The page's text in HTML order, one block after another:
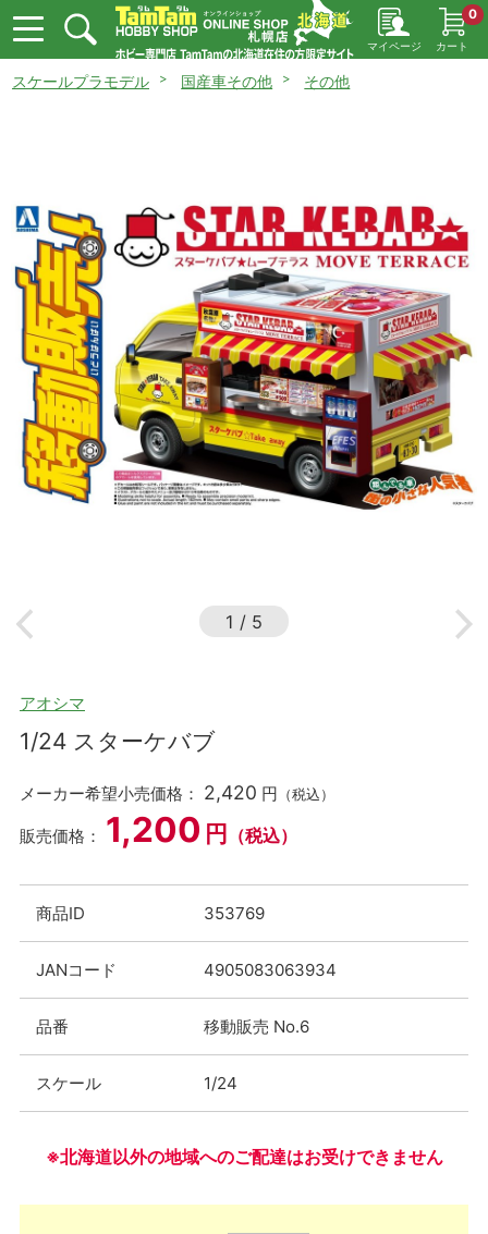
マイページ カート
0
スケールプラモデル 国産車その他 その他
1 / 5
アオシマ
1/24 スターケバブ
メーカー希望小売価格： 2,420 円 （税込）
販売価格： 1,200 円 （税込）
商品ID 353769
JANコード 4905083063934
品番 移動販売 No.6
スケール 1/24
※北海道以外の地域へのご配達はお受けできません